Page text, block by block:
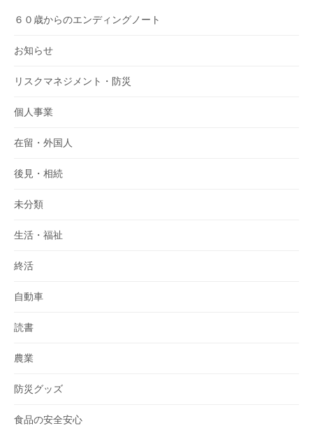
６０歳からのエンディングノート
お知らせ
リスクマネジメント・防災
個人事業
在留・外国人
後見・相続
未分類
生活・福祉
終活
自動車
読書
農業
防災グッズ
食品の安全安心